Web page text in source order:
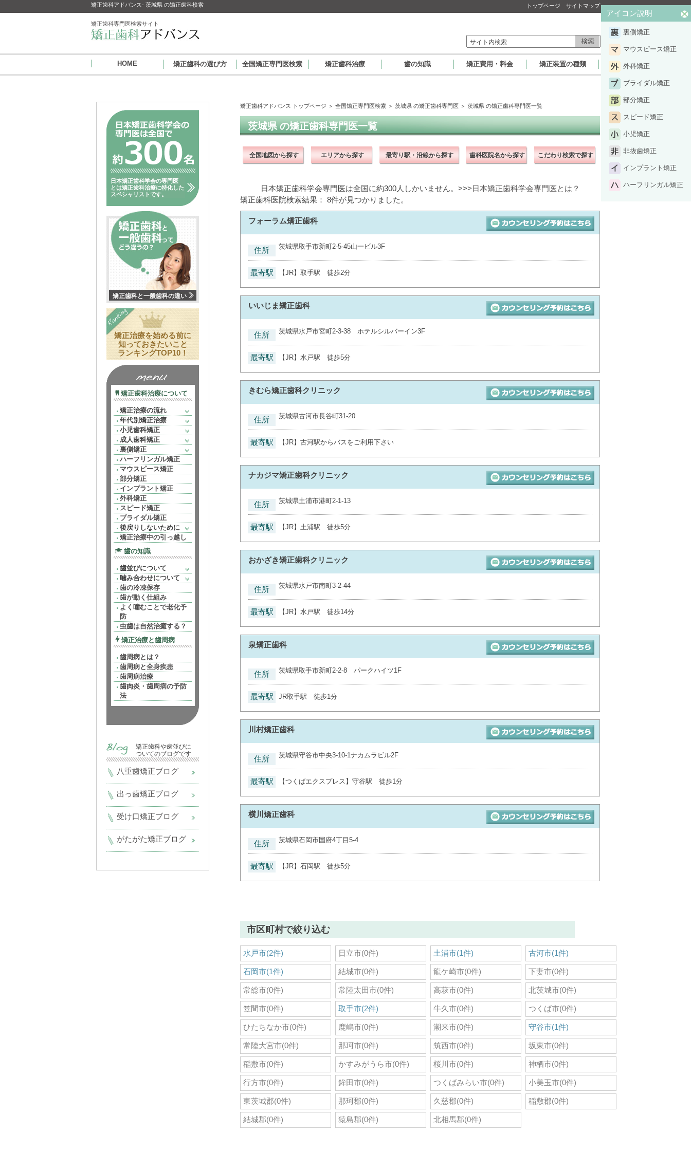
矯正歯科アドバンス- 茨城県 の矯正歯科検索 トップページ サイトマップ
矯正歯科専門医検索サイト
HOME 矯正歯科の選び方 全国矯正専門医検索 矯正歯科治療 歯の知識 矯正費用・料金 矯正装置の種類
日本矯正歯科学会の専門医
とは矯正歯科治療に特化した
スペシャリストです。
矯正歯科と一般歯科の違い
矯正治療を始める前に
知っておきたいこと
ランキングTOP10！
矯正歯科治療について
矯正治療の流れ
年代別矯正治療
小児歯科矯正
成人歯科矯正
裏側矯正
ハーフリンガル矯正
マウスピース矯正
部分矯正
インプラント矯正
外科矯正
スピード矯正
ブライダル矯正
後戻りしないために
矯正治療中の引っ越し
歯の知識
歯並びについて
噛み合わせについて
歯の冷凍保存
歯が動く仕組み
よく噛むことで老化予
防
虫歯は自然治癒する？
矯正治療と歯周病
歯周病とは？
歯周病と全身疾患
歯周病治療
歯肉炎・歯周病の予防
法
矯正歯科や歯並びに
ついてのブログです
八重歯矯正ブログ
出っ歯矯正ブログ
受け口矯正ブログ
がたがた矯正ブログ
アイコン説明
裏側矯正
マウスピース矯正
外科矯正
ブライダル矯正
部分矯正
スピード矯正
小児矯正
非抜歯矯正
インプラント矯正
ハーフリンガル矯正
矯正歯科アドバンス トップページ ＞ 全国矯正専門医検索 ＞ 茨城県 の矯正歯科専門医 ＞ 茨城県 の矯正歯科専門医一覧
茨城県 の矯正歯科専門医一覧
全国地図から探す エリアから探す 最寄り駅・沿線から探す 歯科医院名から探す こだわり検索で探す
日本矯正歯科学会専門医は全国に約300人しかいません。>>> 日本矯正歯科学会専門医とは？
矯正歯科医院検索結果： 8件が見つかりました。
フォーラム矯正歯科
住所 茨城県取手市新町2-5-45山一ビル3F
最寄駅 【JR】取手駅 徒歩2分
いいじま矯正歯科
住所 茨城県水戸市宮町2-3-38 ホテルシルバーイン3F
最寄駅 【JR】水戸駅 徒歩5分
きむら矯正歯科クリニック
住所 茨城県古河市長谷町31-20
最寄駅 【JR】古河駅からバスをご利用下さい
ナカジマ矯正歯科クリニック
住所 茨城県土浦市港町2-1-13
最寄駅 【JR】土浦駅 徒歩5分
おかざき矯正歯科クリニック
住所 茨城県水戸市南町3-2-44
最寄駅 【JR】水戸駅 徒歩14分
泉矯正歯科
住所 茨城県取手市新町2-2-8 パークハイツ1F
最寄駅 JR取手駅 徒歩1分
川村矯正歯科
住所 茨城県守谷市中央3-10-1ナカムラビル2F
最寄駅 【つくばエクスプレス】守谷駅 徒歩1分
横川矯正歯科
住所 茨城県石岡市国府4丁目5-4
最寄駅 【JR】石岡駅 徒歩5分
市区町村で絞り込む
水戸市(2件) 日立市(0件) 土浦市(1件) 古河市(1件)
石岡市(1件) 結城市(0件) 龍ケ崎市(0件) 下妻市(0件)
常総市(0件) 常陸太田市(0件) 高萩市(0件) 北茨城市(0件)
笠間市(0件) 取手市(2件) 牛久市(0件) つくば市(0件)
ひたちなか市(0件) 鹿嶋市(0件) 潮来市(0件) 守谷市(1件)
常陸大宮市(0件) 那珂市(0件) 筑西市(0件) 坂東市(0件)
稲敷市(0件) かすみがうら市(0件) 桜川市(0件) 神栖市(0件)
行方市(0件) 鉾田市(0件) つくばみらい市(0件) 小美玉市(0件)
東茨城郡(0件) 那珂郡(0件) 久慈郡(0件) 稲敷郡(0件)
結城郡(0件) 猿島郡(0件) 北相馬郡(0件)